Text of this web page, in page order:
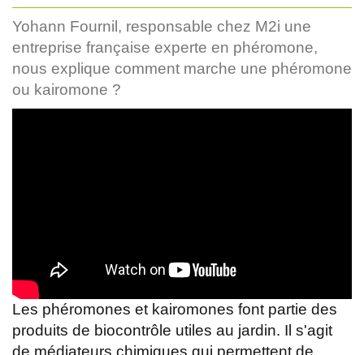
Yohann Fournil, responsable chez M2i une
entreprise française experte en phéromone,
nous explique comment marche une phéromone
ou kairomone ?
Les phéromones et kairomones font partie des
produits de biocontrôle utiles au jardin. Il s'agit
de médiateurs chimiques qui permettent de